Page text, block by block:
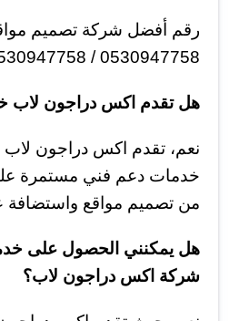
رقم أفضل شركة تصميم
0530947758 / 966530947758+
هل تقدم اكس دراجون لاب
نعم، تقدم اكس دراجون
خدمات دعم فني مستمرة
من تصميم مواقع واستضافة
هل يمكنني الحصول على
شركة اكس دراجون لاب؟